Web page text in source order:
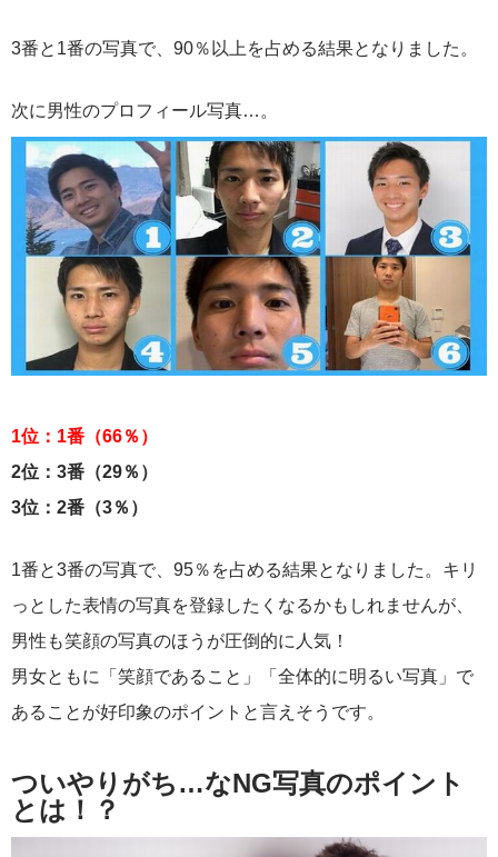
3番と1番の写真で、90％以上を占める結果となりました。
次に男性のプロフィール写真…。
1位：1番（66％）
2位：3番（29％）
3位：2番（3％）
1番と3番の写真で、95％を占める結果となりました。キリ
っとした表情の写真を登録したくなるかもしれませんが、
男性も笑顔の写真のほうが圧倒的に人気！
男女ともに「笑顔であること」「全体的に明るい写真」で
あることが好印象のポイントと言えそうです。
ついやりがち…なNG写真のポイント
とは！？